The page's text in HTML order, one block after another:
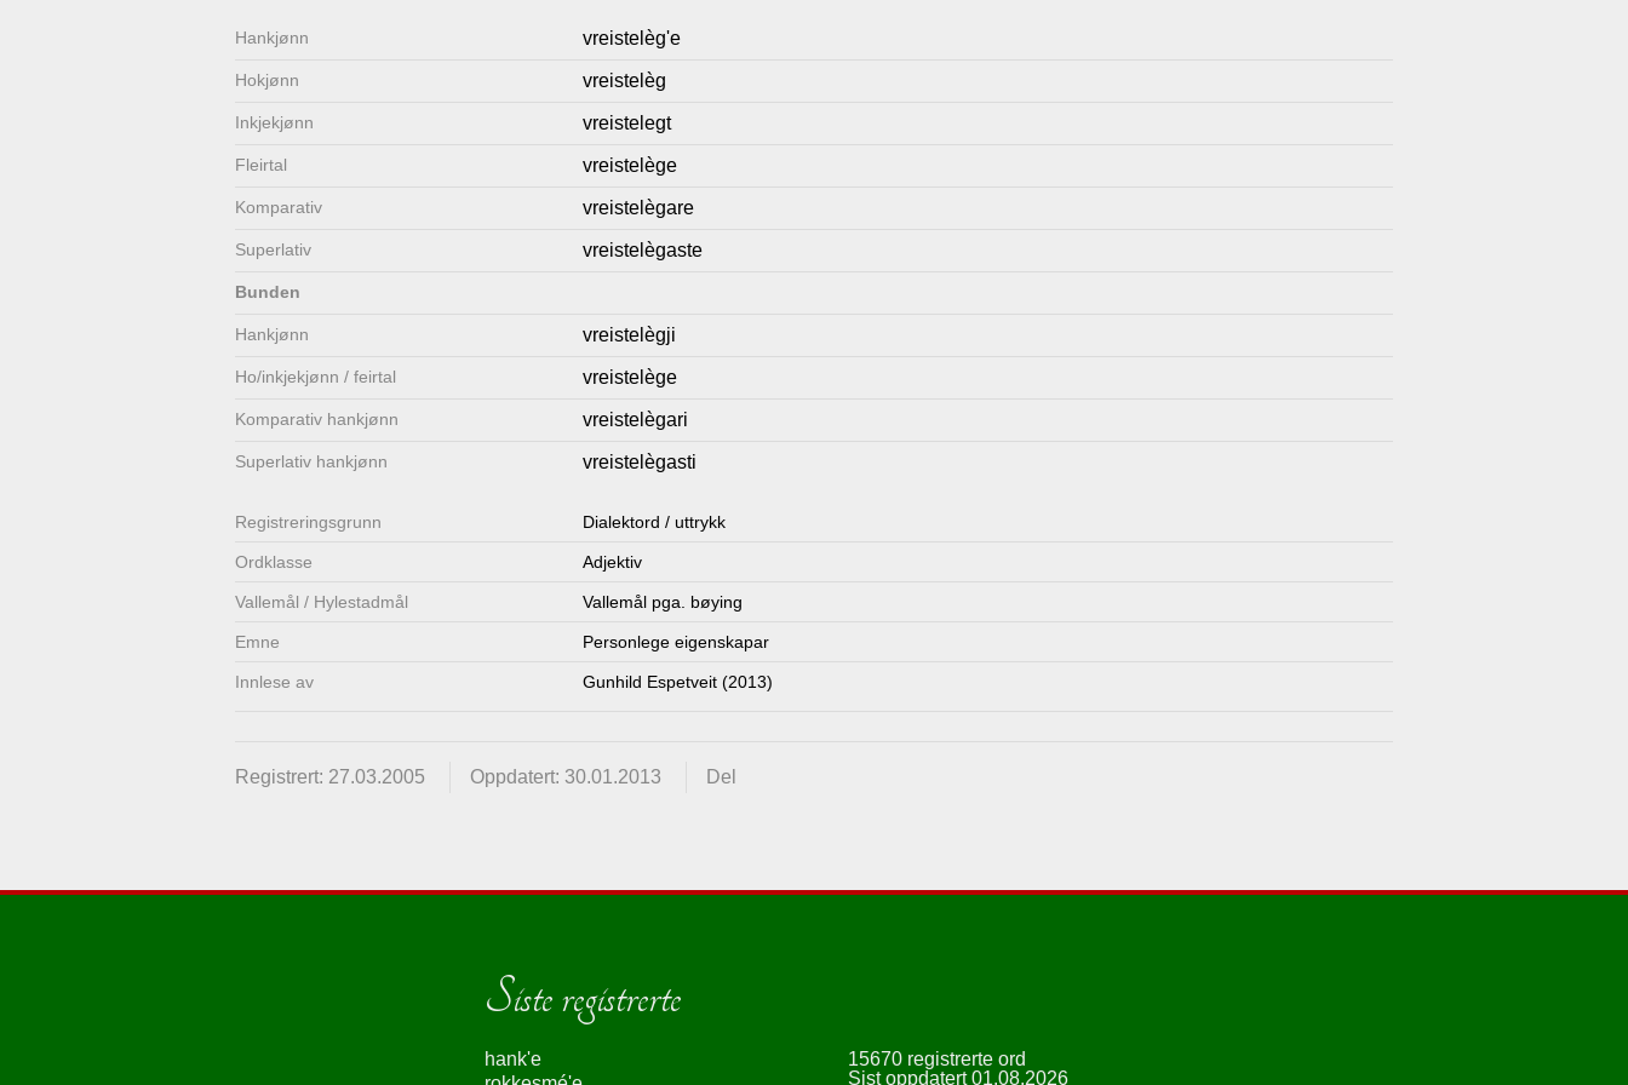
Hankjønn vreistelèg'e
Hokjønn vreistelèg
Inkjekjønn vreistelegt
Fleirtal vreistelège
Komparativ vreistelègare
Superlativ vreistelègaste
Bunden
Hankjønn vreistelègji
Ho/inkjekjønn / feirtal vreistelège
Komparativ hankjønn vreistelègari
Superlativ hankjønn vreistelègasti
Registrerings­grunn Dialektord / uttrykk
Ordklasse Adjektiv
Vallemål / Hylestadmål Vallemål pga. bøying
Emne Personlege eigenskapar
Innlese av Gunhild Espetveit (2013)
Registrert: 27.03.2005 Oppdatert: 30.01.2013 Del
Siste registrerte
hank'e
15670 registrerte ord
Sist oppdatert 01.08.2026